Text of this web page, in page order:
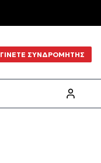
ΓΙΝΕΤΕ ΣΥΝΔΡΟΜΗΤΗΣ